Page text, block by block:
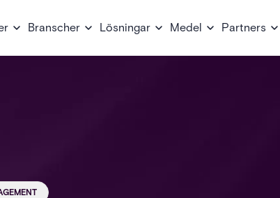
Branscher Lösningar Medel Partners